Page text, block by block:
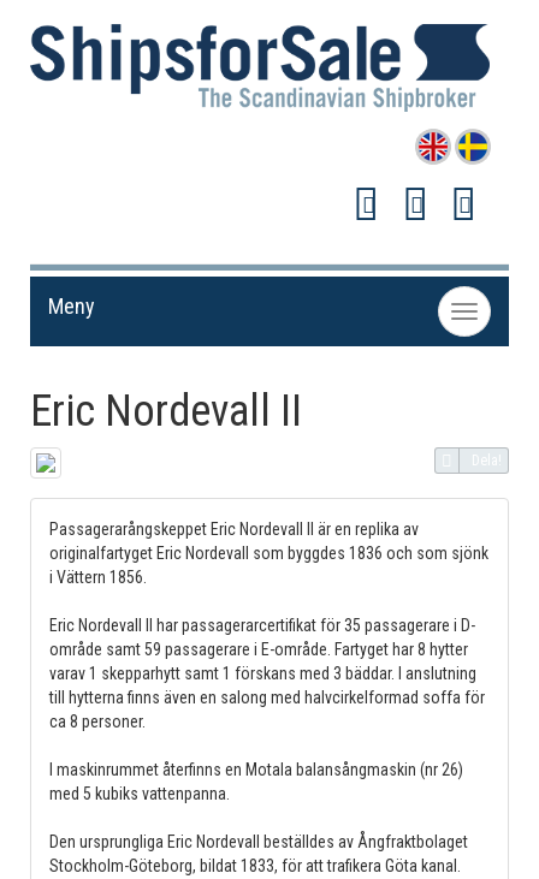
Toggle
navigation
Meny
Eric Nordevall II
Dela!
Passagerarångskeppet Eric Nordevall II är en replika av
originalfartyget Eric Nordevall som byggdes 1836 och som sjönk
i Vättern 1856.
Eric Nordevall II har passagerarcertifikat för 35 passagerare i D-
område samt 59 passagerare i E-område. Fartyget har 8 hytter
varav 1 skepparhytt samt 1 förskans med 3 bäddar. I anslutning
till hytterna finns även en salong med halvcirkelformad soffa för
ca 8 personer.
I maskinrummet återfinns en Motala balansångmaskin (nr 26)
med 5 kubiks vattenpanna.
Den ursprungliga Eric Nordevall beställdes av Ångfraktbolaget
Stockholm-Göteborg, bildat 1833, för att trafikera Göta kanal.